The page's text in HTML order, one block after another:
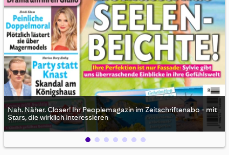
Nah. Näher. Closer! Ihr Peoplemagazin im Zeitschriftenabo - mit
Stars, die wirklich interessieren